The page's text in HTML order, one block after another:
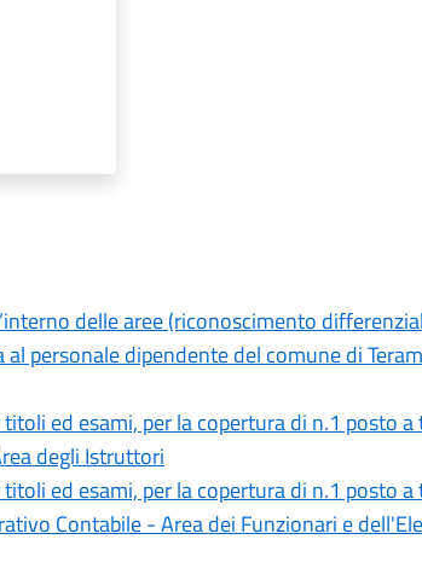
delle aree (riconoscimento
personale dipendente del comune di
ed esami, per la copertura di n.1 posto
degli Istruttori
ed esami, per la copertura di n.1 posto
Contabile - Area dei Funzionari e